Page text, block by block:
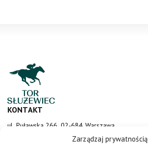
Zarządzaj prywatnością
KONTAKT
ul. Puławska 266, 02-684 Warszawa
sluzewiec@totalizator.pl